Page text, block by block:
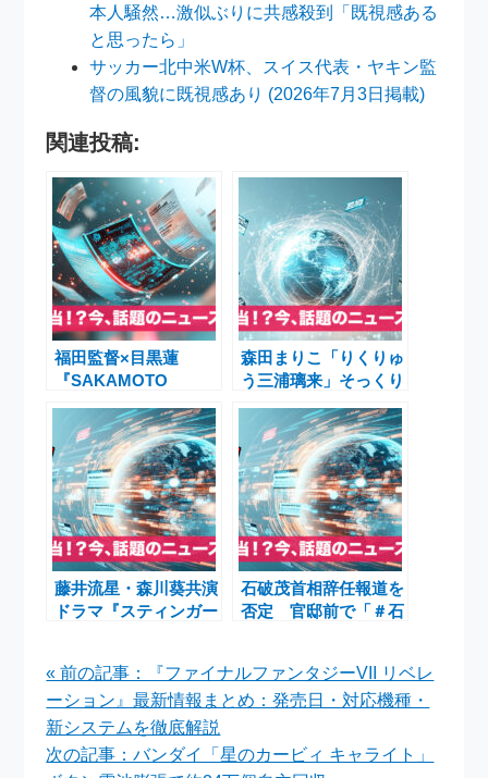
本人騒然…激似ぶりに共感殺到「既視感ある
と思ったら」
サッカー北中米W杯、スイス代表・ヤキン監
督の風貌に既視感あり (2026年7月3日掲載)
関連投稿:
福田監督×目黒蓮
『SAKAMOTO
DAYS』実写版をめぐ
る評価と次回作への期
待
森田まりこ「りくりゅ
う三浦璃来」そっくり
メークでSNS大バズ
り！吉本新喜劇の渾身
ネタにファン熱狂
藤井流星・森川葵共演
ドラマ『スティンガー
石破茂首相辞任報道を
否定 官邸前で「＃石
向
« 前の記事：『ファイナルファンタジーVII リベレ
ーション』最新情報まとめ：発売日・対応機種・
新システムを徹底解説
次の記事：バンダイ「星のカービィ キャライト」